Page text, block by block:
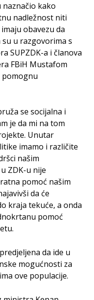
naznačio kako
nadležnost niti
obavezu da
u razgovorima s
SUPZDK-a i članova
FBiH Mustafom
pomognu
se socijalna i
je da mi na tom
Unutar
imamo i različite
našim
ZDK-u nije
pomoć našim
da će
kraja tekuće, a onda
pomoć
da ide u
mogućnosti za
ove populacije.